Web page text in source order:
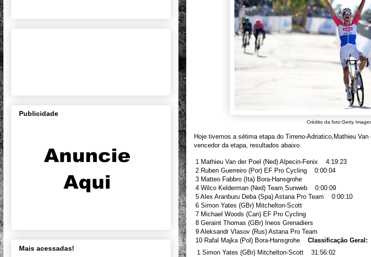
Crédito da foto:Getty
Hoje tivemos a sétima etapa do Tirreno-Adriatico, Mathieu
vencedor da etapa, resultados abaixo.
1 Mathieu Van der Poel (Ned) Alpecin-Fenix 4:19:23
2 Ruben Guerreiro (Por) EF Pro Cycling 0:00:04
3 Matteo Fabbro (Ita) Bora-Hansgrohe
4 Wilco Kelderman (Ned) Team Sunweb 0:00:09
5 Alex Aranburu Deba (Spa) Astana Pro Team 0:00:10
6 Simon Yates (GBr) Mitchelton-Scott
7 Michael Woods (Can) EF Pro Cycling
8 Geraint Thomas (GBr) Ineos Grenadiers
9 Aleksandr Vlasov (Rus) Astana Pro Team
10 Rafal Majka (Pol) Bora-Hansgrohe Classificação Geral:
1 Simon Yates (GBr) Mitchelton-Scott 31:56:02
Publicidade
Mais acessadas!